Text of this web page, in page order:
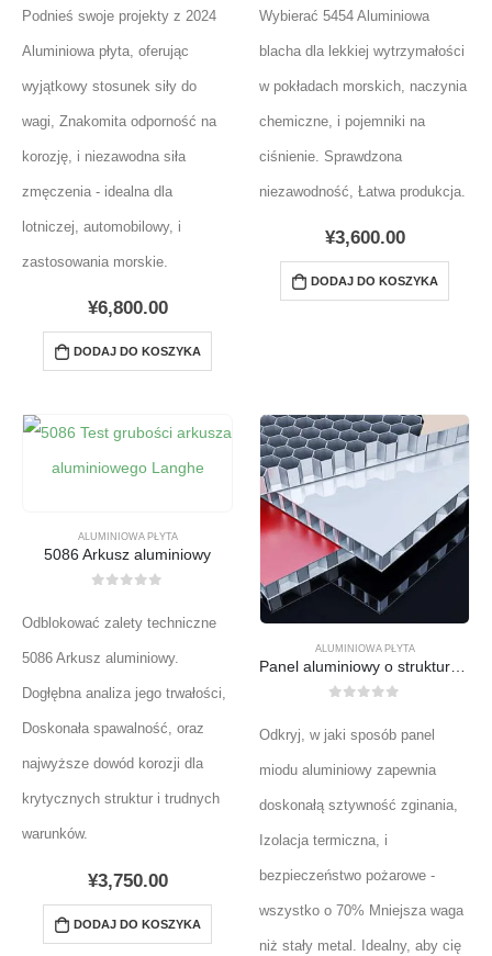
Podnieś swoje projekty z 2024
Aluminiowa płyta, oferując
wyjątkowy stosunek siły do
wagi, Znakomita odporność na
korozję, i niezawodna siła
zmęczenia - idealna dla
lotniczej, automobilowy, i
zastosowania morskie.
¥6,800.00
DODAJ DO KOSZYKA
Wybierać 5454 Aluminiowa
blacha dla lekkiej wytrzymałości
w pokładach morskich, naczynia
chemiczne, i pojemniki na
ciśnienie. Sprawdzona
niezawodność, Łatwa produkcja.
¥3,600.00
DODAJ DO KOSZYKA
ALUMINIOWA PŁYTA
5086 Arkusz aluminiowy
Odblokować zalety techniczne
5086 Arkusz aluminiowy.
Dogłębna analiza jego trwałości,
Doskonała spawalność, oraz
najwyższe dowód korozji dla
krytycznych struktur i trudnych
warunków.
¥3,750.00
DODAJ DO KOSZYKA
ALUMINIOWA PŁYTA
Odkryj, w jaki sposób panel
miodu aluminiowy zapewnia
doskonałą sztywność zginania,
Izolacja termiczna, i
bezpieczeństwo pożarowe -
wszystko o 70% Mniejsza waga
niż stały metal. Idealny, aby cię